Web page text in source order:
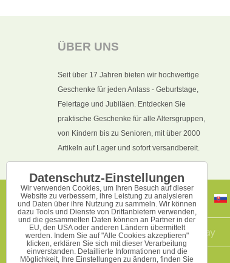
ÜBER UNS
Seit über 17 Jahren bieten wir hochwertige
Geschenke für jeden Anlass - Geburtstage,
Feiertage und Jubiläen. Entdecken Sie
praktische Geschenke für alle Altersgruppen,
von Kindern bis zu Senioren, mit über 2000
Artikeln auf Lager und sofort versandbereit.
Datenschutz-Einstellungen
Wir verwenden Cookies, um Ihren Besuch auf dieser
Website zu verbessern, ihre Leistung zu analysieren
und Daten über ihre Nutzung zu sammeln. Wir können
dazu Tools und Dienste von Drittanbietern verwenden,
und die gesammelten Daten können an Partner in der
EU, den USA oder anderen Ländern übermittelt
werden. Indem Sie auf "Alle Cookies akzeptieren"
klicken, erklären Sie sich mit dieser Verarbeitung
einverstanden. Detaillierte Informationen und die
Möglichkeit, Ihre Einstellungen zu ändern, finden Sie